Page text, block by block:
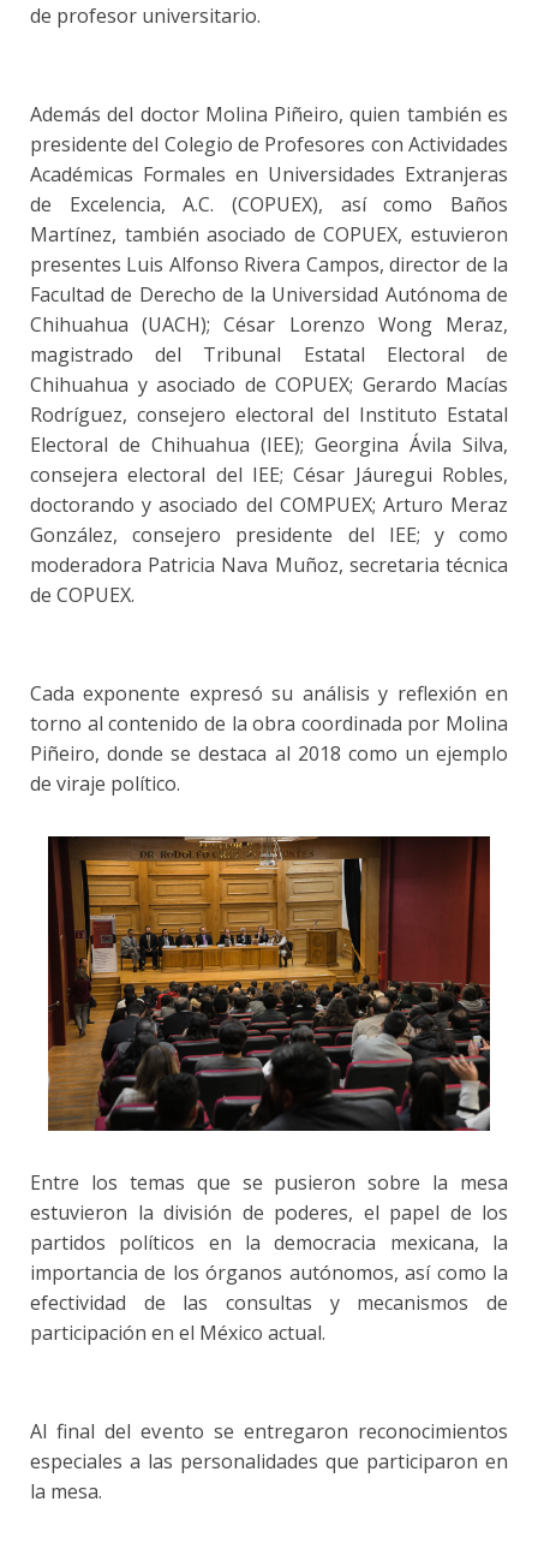
de profesor universitario.
Además del doctor Molina Piñeiro, quien también es
presidente del Colegio de Profesores con Actividades
Académicas Formales en Universidades Extranjeras
de Excelencia, A.C. (COPUEX), así como Baños
Martínez, también asociado de COPUEX, estuvieron
presentes Luis Alfonso Rivera Campos, director de la
Facultad de Derecho de la Universidad Autónoma de
Chihuahua (UACH); César Lorenzo Wong Meraz,
magistrado del Tribunal Estatal Electoral de
Chihuahua y asociado de COPUEX; Gerardo Macías
Rodríguez, consejero electoral del Instituto Estatal
Electoral de Chihuahua (IEE); Georgina Ávila Silva,
consejera electoral del IEE; César Jáuregui Robles,
doctorando y asociado del COMPUEX; Arturo Meraz
González, consejero presidente del IEE; y como
moderadora Patricia Nava Muñoz, secretaria técnica
de COPUEX.
Cada exponente expresó su análisis y reflexión en
torno al contenido de la obra coordinada por Molina
Piñeiro, donde se destaca al 2018 como un ejemplo
de viraje político.
Entre los temas que se pusieron sobre la mesa
estuvieron la división de poderes, el papel de los
partidos políticos en la democracia mexicana, la
importancia de los órganos autónomos, así como la
efectividad de las consultas y mecanismos de
participación en el México actual.
Al final del evento se entregaron reconocimientos
especiales a las personalidades que participaron en
la mesa.